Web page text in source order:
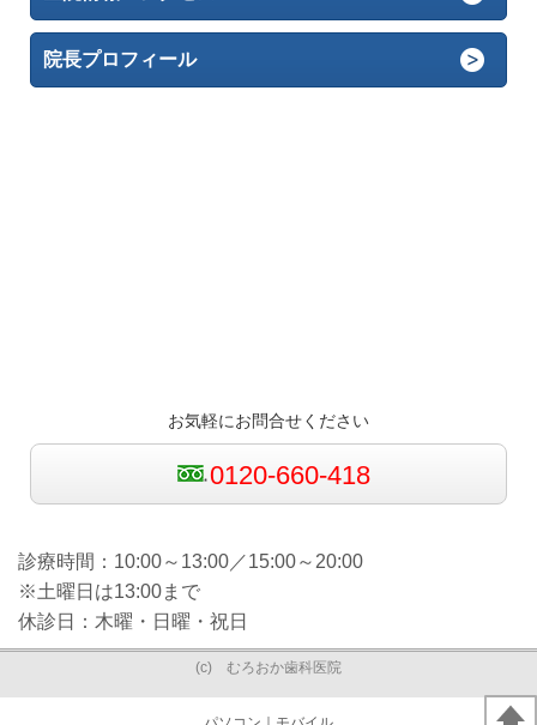
院長プロフィール
お気軽にお問合せください
0120-660-418
診療時間：10:00～13:00／15:00～20:00
※土曜日は13:00まで
休診日：木曜・日曜・祝日
(c) むろおか歯科医院